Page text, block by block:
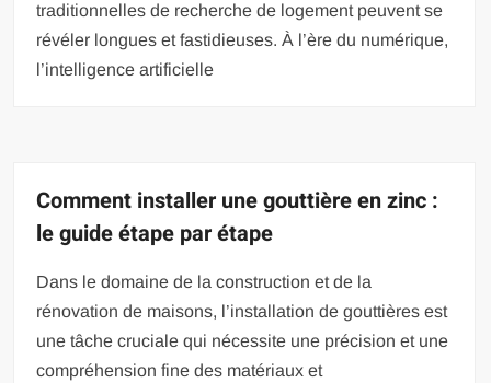
traditionnelles de recherche de logement peuvent se
révéler longues et fastidieuses. À l’ère du numérique,
l’intelligence artificielle
Comment installer une gouttière en zinc :
le guide étape par étape
Dans le domaine de la construction et de la
rénovation de maisons, l’installation de gouttières est
une tâche cruciale qui nécessite une précision et une
compréhension fine des matériaux et